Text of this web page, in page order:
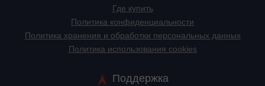
Где купить
Политика конфиденциальности
Политика хранения и обработки персональных данных
Политика использования cookies
Поддержка